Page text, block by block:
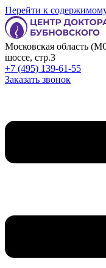
Перейти к
Московская область
шоссе, стр.3
+7 (495) 139-61-55
Заказать звонок